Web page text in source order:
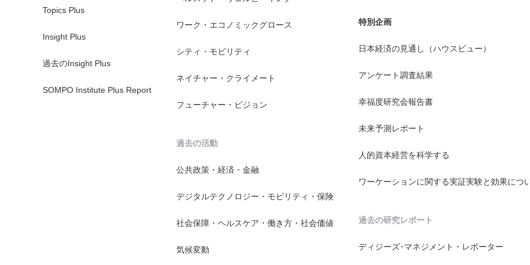
Topics Plus
Insight Plus
過去のInsight Plus
SOMPO Institute Plus Report
ワーク・エコノミックグロース
シティ・モビリティ
ネイチャー・クライメート
フューチャー・ビジョン
過去の活動
公共政策・経済・金融
デジタルテクノロジー・モビリティ・保険
社会保障・ヘルスケア・働き方・社会価値
気候変動
特別企画
日本経済の見通し（ハウスビュー）
アンケート調査結果
幸福度研究会報告書
未来予測レポート
人的資本経営を科学する
ワーケーションに関する実証実験と効果につ
過去の研究レポート
ディジーズ･マネジメント・レポーター